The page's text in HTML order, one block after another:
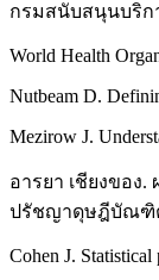
กรมสนับสนุนบริก
World Health
Nutbeam D.
Mezirow J.
อารยา เชียงขอ
ปรัชญาดุษฎีบัณฑิต
Cohen J.